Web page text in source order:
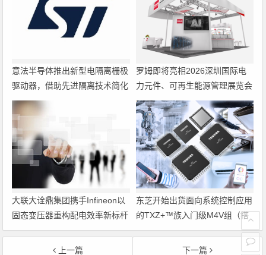
意法半导体推出新型电隔离栅极
驱动器，借助先进隔离技术简化
电源设计
罗姆即将亮相2026深圳国际电
力元件、可再生能源管理展览会
暨研讨会
大联大诠鼎集团携手Infineon以
固态变压器重构配电效率新标杆
东芝开始出货面向系统控制应用
的TXZ+™族入门级M4V组（搭
载Arm Cortex‑M4内核的标准微
控制器）工程样品
上一篇 下一篇